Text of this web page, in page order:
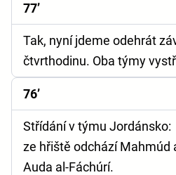
77’
Tak, nyní jdeme odehrát
čtvrthodinu. Oba týmy
76’
Střídání v týmu Jordánsko:
ze hřiště odchází Mahmúd
Auda al-Fáchúrí.